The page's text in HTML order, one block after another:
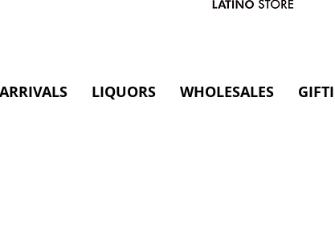
LIQUORS WHOLESALES